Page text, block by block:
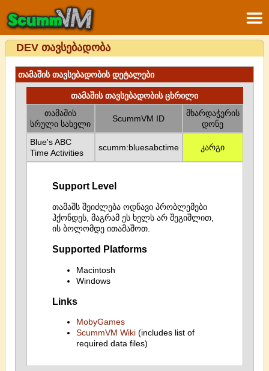
DEV თავსებადობა
თამაშის თავსებადობის დეტალები
თამაშის თავსებადობის ცხრილი
თამაშის
სრული სახელი
ScummVM ID
მხარდაჭერის
დონე
Blue's ABC
Time Activities
scumm:bluesabctime კარგი
Support Level
თამაშს შეიძლება ოდნავი პრობლემები
ჰქონდეს, მაგრამ ეს ხელს არ შეგიშლით,
ის ბოლომდე ითამაშოთ.
Supported Platforms
Macintosh
Windows
Links
MobyGames
ScummVM Wiki(includes list of
required data files)